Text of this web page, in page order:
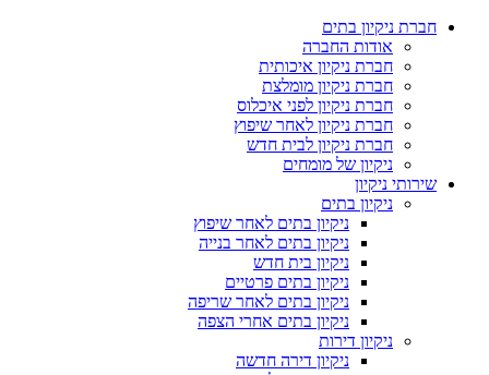
חברת ניקיון בתים
אודות החברה
חברת ניקיון איכותית
חברת ניקיון מומלצת
חברת ניקיון לפני איכלוס
חברת ניקיון לאחר שיפוץ
חברת ניקיון לבית חדש
ניקיון של מומחים
שירותי ניקיון
ניקיון בתים
ניקיון בתים לאחר שיפוץ
ניקיון בתים לאחר בנייה
ניקיון בית חדש
ניקיון בתים פרטיים
ניקיון בתים לאחר שריפה
ניקיון בתים אחרי הצפה
ניקיון דירות
ניקיון דירה חדשה